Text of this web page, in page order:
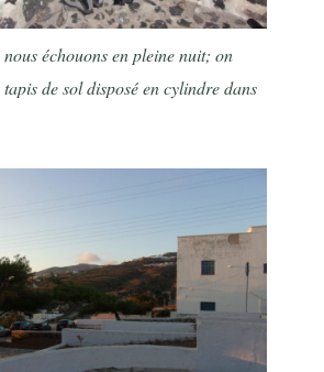
échouons en pleine nuit; on
de sol disposé en cylindre dans